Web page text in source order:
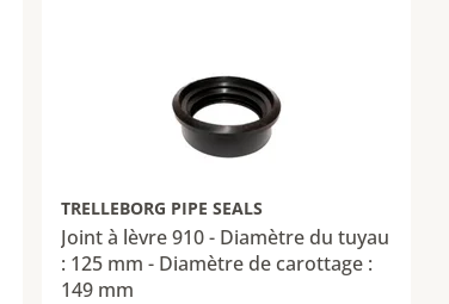
TRELLEBORG PIPE SEALS
Joint à lèvre 910 - Diamètre du tuyau
: 125 mm - Diamètre de carottage :
149 mm